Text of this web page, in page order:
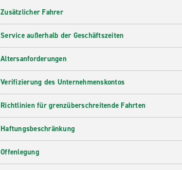
Zusätzlicher Fahrer
Service außerhalb der Geschäftszeiten
Altersanforderungen
Verifizierung des Unternehmenskontos
Richtlinien für grenzüberschreitende Fahrten
Haftungsbeschränkung
Offenlegung